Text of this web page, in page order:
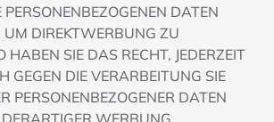
DATEN
UM DIREKTWERBUNG ZU
HABEN SIE DAS RECHT, JEDERZEIT
GEGEN DIE VERARBEITUNG SIE
PERSONENBEZOGENER DATEN
WERBUNG